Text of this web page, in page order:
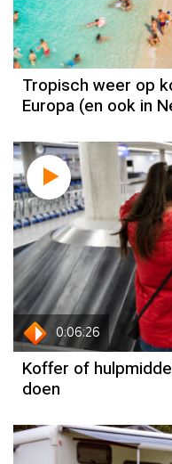
Tropisch weer op
Europa (en ook in
0:06:26
Koffer of
doen